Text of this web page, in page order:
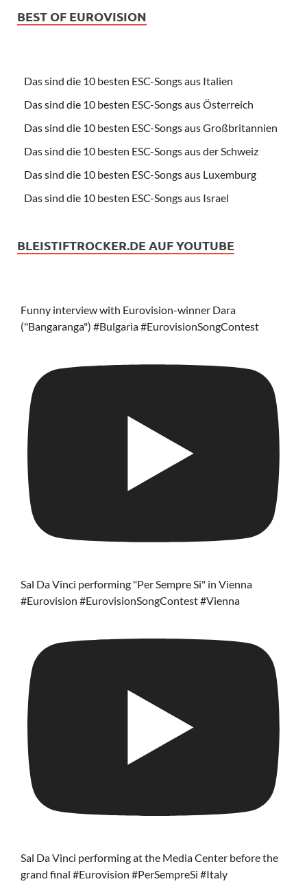
BEST OF EUROVISION
Das sind die 10 besten ESC-Songs aus Italien
Das sind die 10 besten ESC-Songs aus Österreich
Das sind die 10 besten ESC-Songs aus Großbritannien
Das sind die 10 besten ESC-Songs aus der Schweiz
Das sind die 10 besten ESC-Songs aus Luxemburg
Das sind die 10 besten ESC-Songs aus Israel
BLEISTIFTROCKER.DE AUF YOUTUBE
Funny interview with Eurovision-winner Dara
("Bangaranga") #Bulgaria #EurovisionSongContest
Sal Da Vinci performing "Per Sempre Si" in Vienna
#Eurovision #EurovisionSongContest #Vienna
Sal Da Vinci performing at the Media Center before the
grand final #Eurovision #PerSempreSi #Italy